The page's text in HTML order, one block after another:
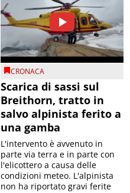
CRONACA
Scarica di sassi sul
Breithorn, tratto in
salvo alpinista ferito a
una gamba
L'intervento è avvenuto in
parte via terra e in parte con
l'elicottero a causa delle
condizioni meteo. L'alpinista
non ha riportato gravi ferite